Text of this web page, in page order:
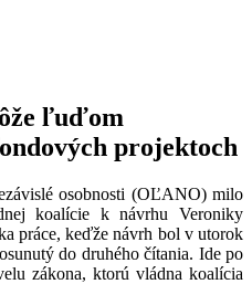
ľuďom
projektoch
osobnosti (OĽANO) milo
koalície k návrhu Veroniky
práce, keďže návrh bol v utorok
do druhého čítania. Ide po
zákona, ktorú vládna koalícia